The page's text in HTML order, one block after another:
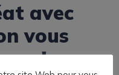
avec
vous
!